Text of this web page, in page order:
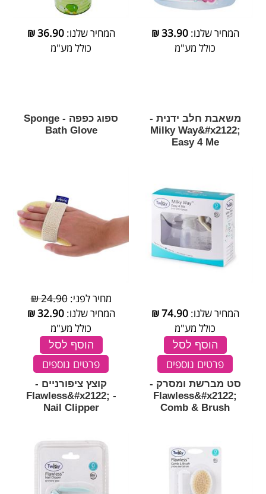
המחיר שלנו:33.90
₪
כולל מע"מ
המחיר שלנו:36.90
₪
כולל מע"מ
משאבת חלב ידנית -
Milky Way&#x2122;
Easy 4 Me
המחיר שלנו:74.90
₪
כולל מע"מ
הוסף לסל
פרטים נוספים
ספוג כפפה - Sponge
Bath Glove
מחיר לפני:24.90 ₪
המחיר שלנו:32.90
₪
כולל מע"מ
הוסף לסל
פרטים נוספים
סט מברשת ומסרק -
Flawless&#x2122;
Comb & Brush
קוצץ ציפורניים -
Flawless&#x2122; -
Nail Clipper